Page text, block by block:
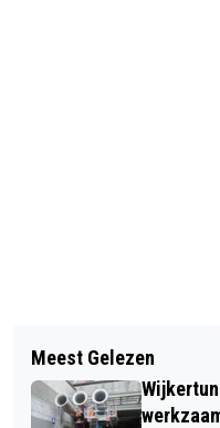
VIJF JONGENS
UIT BEVERWIJK
BUUV IJMOND
Meest Gelezen